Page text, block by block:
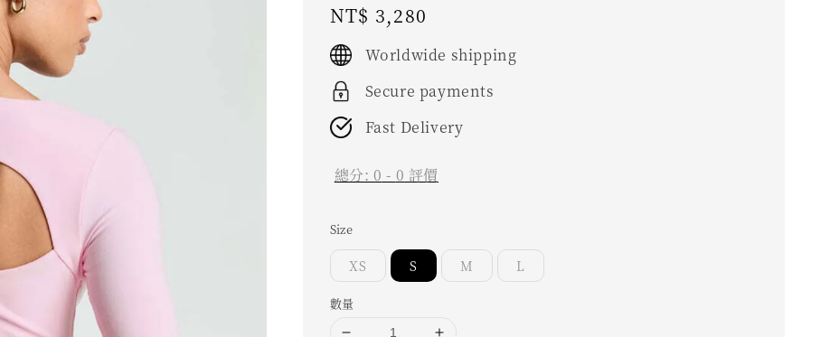
Regular
price
NT$ 3,280
Worldwide shipping
Secure payments
Fast Delivery
總分:0 - 0 評價
Size
XS S M L
數量